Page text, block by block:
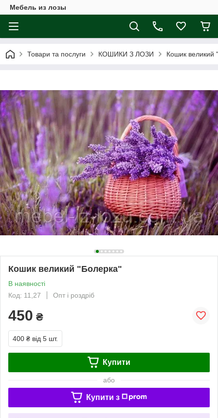
Мебель из лозы
Товари та послуги КОШИКИ З ЛОЗИ Кошик великий
Кошик великий "Болерка"
В наявності
Код: 11,27
Опт і роздріб
450 ₴
400 ₴ від 5 шт.
Купити
або
Купити з